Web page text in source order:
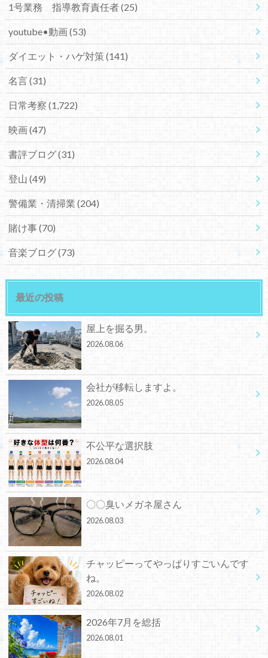
1号業務 指導教育責任者(25)
youtube•動画(53)
ダイエット・ハゲ対策(141)
名言(31)
日常考察 (1,722)
映画(47)
書評ブログ(31)
登山 (49)
警備業・清掃業 (204)
賭け事(70)
音楽ブログ(73)
最近の投稿
屋上を掘る男。
2026.08.06
会社が移転しますよ。
2026.08.05
不公平な選択肢
2026.08.04
〇〇臭いメガネ屋さん
2026.08.03
チャッピーってやっぱりすごいんです
ね。
2026.08.02
2026年7月を総括
2026.08.01